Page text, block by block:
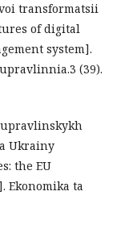
transformatsii
of digital
system].
(39).
upravlinskykh
Ukrainy
the EU
Ekonomika ta